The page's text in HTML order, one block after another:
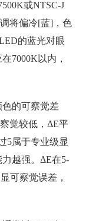
或NTSC-J
将偏冷[蓝]，色
的蓝光对眼
7000K以内，
的可察觉差
觉较低，ΔE平
5属于专业级显
越强。ΔE在5-
可察觉误差，